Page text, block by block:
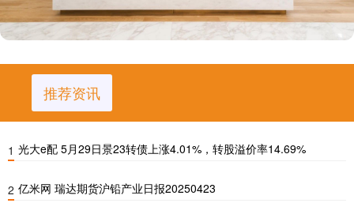
推荐资讯
1 光大e配 5月29日景23转债上涨4.01%，转股溢价率14.69%
2 亿米网 瑞达期货沪铅产业日报20250423